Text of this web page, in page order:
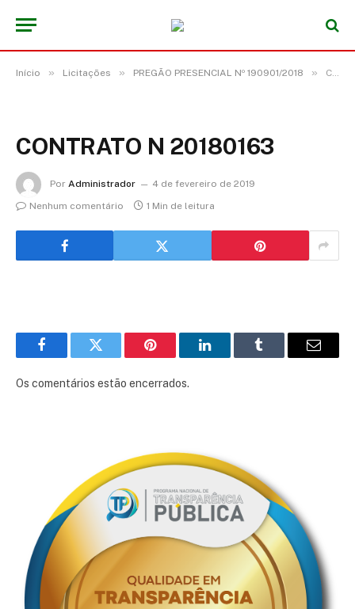
Início » Licitações » PREGÃO PRESENCIAL Nº 190901/2018 » CONTRATO N 20180163
CONTRATO N 20180163
Por Administrador
4 de fevereiro de 2019
Nenhum comentário
1 Min de leitura
FacebookTwitter Pinterest LinkedInTumblr
E-
Os comentários estão encerrados.